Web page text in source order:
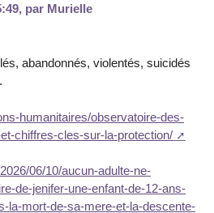
, par Murielle
abandonnés, violentés, suicidés
humanitaires/observatoire-des-
chiffres-cles-sur-la-protection/
06/10/aucun-adulte-ne-
de-jenifer-une-enfant-de-12-ans-
la-mort-de-sa-mere-et-la-descente-